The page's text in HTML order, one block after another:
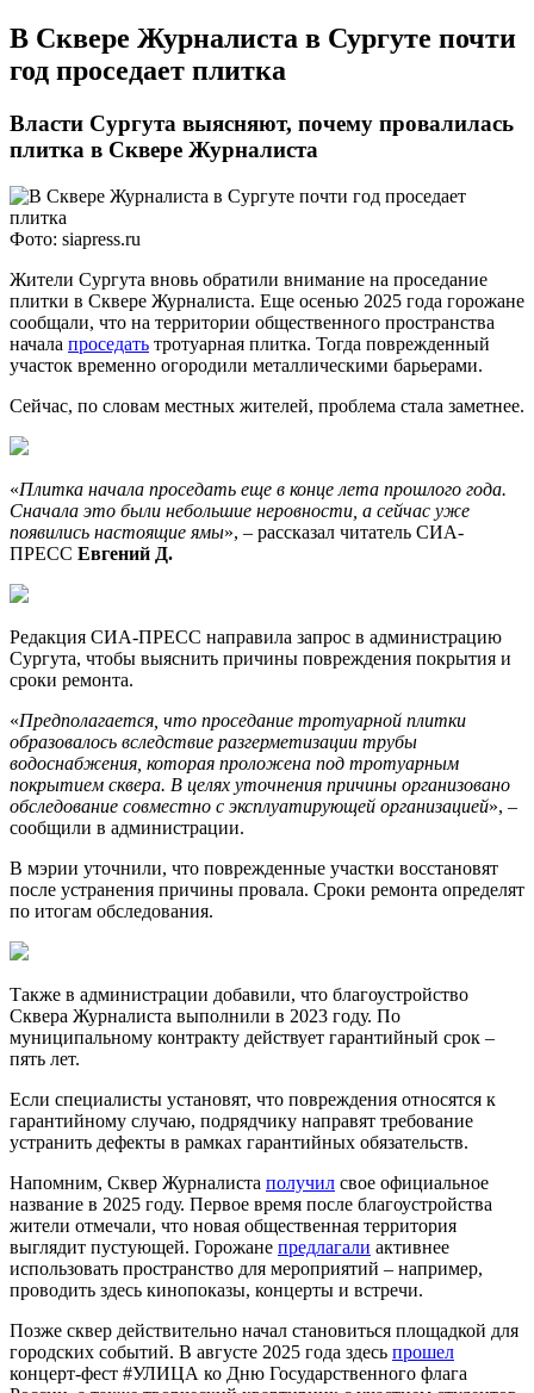
​В Сквере Журналиста в Сургуте почти
год проседает плитка
Власти Сургута выясняют, почему провалилась
плитка в Сквере Журналиста
Фото: siapress.ru
Жители Сургута вновь обратили внимание на проседание
плитки в Сквере Журналиста. Еще осенью 2025 года горожане
сообщали, что на территории общественного пространства
начала проседать тротуарная плитка. Тогда поврежденный
участок временно огородили металлическими барьерами.
Сейчас, по словам местных жителей, проблема стала заметнее.
«Плитка начала проседать еще в конце лета прошлого года.
Сначала это были небольшие неровности, а сейчас уже
появились настоящие ямы», – рассказал читатель СИА-
ПРЕСС Евгений Д.
Редакция СИА-ПРЕСС направила запрос в администрацию
Сургута, чтобы выяснить причины повреждения покрытия и
сроки ремонта.
«Предполагается, что проседание тротуарной плитки
образовалось вследствие разгерметизации трубы
водоснабжения, которая проложена под тротуарным
покрытием сквера. В целях уточнения причины организовано
обследование совместно с эксплуатирующей организацией», –
сообщили в администрации.
В мэрии уточнили, что поврежденные участки восстановят
после устранения причины провала. Сроки ремонта определят
по итогам обследования.
Также в администрации добавили, что благоустройство
Сквера Журналиста выполнили в 2023 году. По
муниципальному контракту действует гарантийный срок –
пять лет.
Если специалисты установят, что повреждения относятся к
гарантийному случаю, подрядчику направят требование
устранить дефекты в рамках гарантийных обязательств.
Напомним, Сквер Журналиста получил свое официальное
название в 2025 году. Первое время после благоустройства
жители отмечали, что новая общественная территория
выглядит пустующей. Горожане предлагали активнее
использовать пространство для мероприятий – например,
проводить здесь кинопоказы, концерты и встречи.
Позже сквер действительно начал становиться площадкой для
городских событий. В августе 2025 года здесь прошел
концерт-фест #УЛИЦА ко Дню Государственного флага